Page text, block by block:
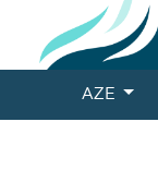
AZE